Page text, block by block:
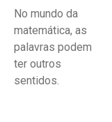
No mundo da
matemática, as
palavras podem
ter outros
sentidos.